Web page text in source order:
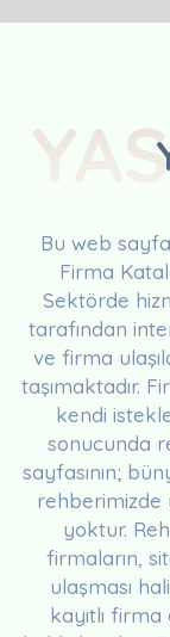
Bu web
Firma
Sektörde
tarafından
ve firma
taşımaktadır.
kendi
sonucunda
sayfasının;
rehberimizde
yoktur.
firmaların,
ulaşması
kayıtlı